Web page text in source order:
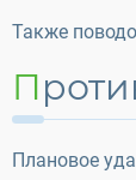
Также
Плановое